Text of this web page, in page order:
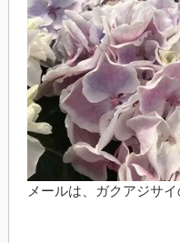
メールは、ガクアジサ